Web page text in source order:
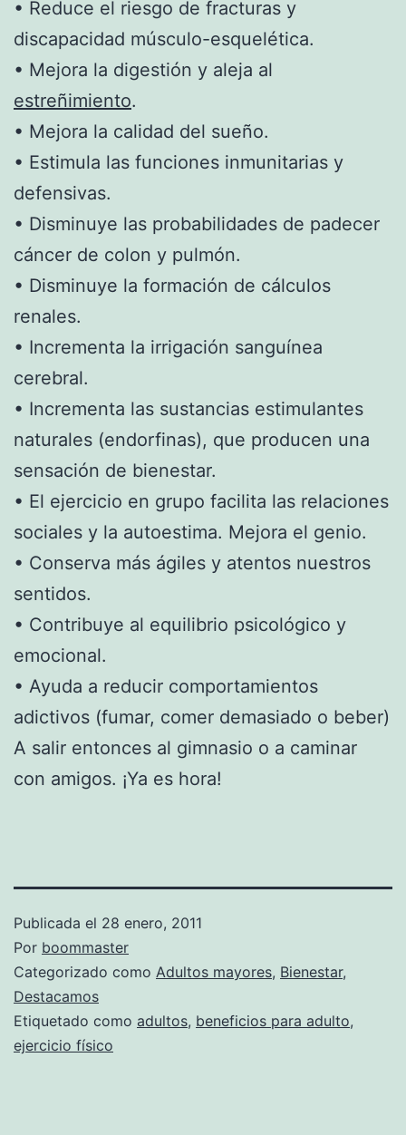
• Reduce el riesgo de fracturas y
discapacidad músculo-esquelética.
• Mejora la digestión y aleja al
estreñimiento.
• Mejora la calidad del sueño.
• Estimula las funciones inmunitarias y
defensivas.
• Disminuye las probabilidades de padecer
cáncer de colon y pulmón.
• Disminuye la formación de cálculos
renales.
• Incrementa la irrigación sanguínea
cerebral.
• Incrementa las sustancias estimulantes
naturales (endorfinas), que producen una
sensación de bienestar.
• El ejercicio en grupo facilita las relaciones
sociales y la autoestima. Mejora el genio.
• Conserva más ágiles y atentos nuestros
sentidos.
• Contribuye al equilibrio psicológico y
emocional.
• Ayuda a reducir comportamientos
adictivos (fumar, comer demasiado o beber)
A salir entonces al gimnasio o a caminar
con amigos. ¡Ya es hora!
Publicada el 28 enero, 2011
Por boommaster
Categorizado como Adultos mayores, Bienestar,
Destacamos
Etiquetado como adultos, beneficios para adulto,
ejercicio físico